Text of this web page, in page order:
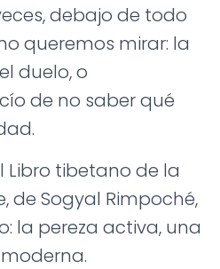
debajo de todo
queremos mirar: la
duelo, o
de no saber qué
Libro tibetano de la
de Sogyal Rimpoché,
la pereza activa, una